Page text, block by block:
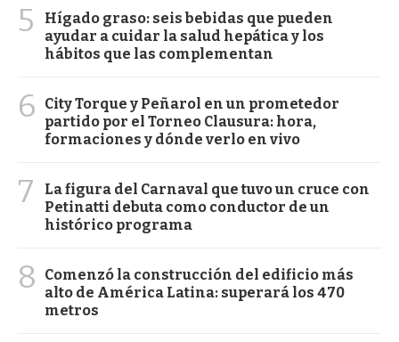
5
Hígado graso: seis bebidas que pueden
ayudar a cuidar la salud hepática y los
hábitos que las complementan
6
City Torque y Peñarol en un prometedor
partido por el Torneo Clausura: hora,
formaciones y dónde verlo en vivo
7
La figura del Carnaval que tuvo un cruce con
Petinatti debuta como conductor de un
histórico programa
8
Comenzó la construcción del edificio más
alto de América Latina: superará los 470
metros